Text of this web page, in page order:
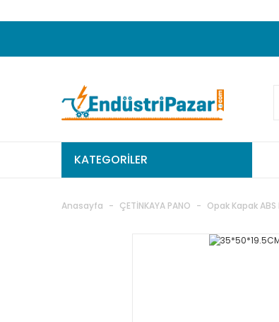
20.000TL ve Üzeri Alışverişlerinizde
KATEGORİLER
Anasayfa ÇETİNKAYA PANO Opak Kapak